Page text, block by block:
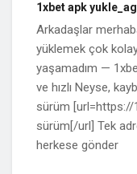
1xbet apk
Arkadaşlar
yüklemek çok
yaşamadım —
ve hızlı Neyse,
sürüm
sürüm[/url] Tek
herkese gönder